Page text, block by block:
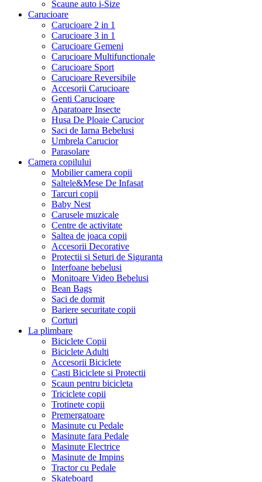
Scaune auto i-Size
Carucioare
Carucioare 2 in 1
Carucioare 3 in 1
Carucioare Gemeni
Carucioare Multifunctionale
Carucioare Sport
Carucioare Reversibile
Accesorii Carucioare
Genti Carucioare
Aparatoare Insecte
Husa De Ploaie Carucior
Saci de Iarna Bebelusi
Umbrela Carucior
Parasolare
Camera copilului
Mobilier camera copii
Saltele&Mese De Infasat
Tarcuri copii
Baby Nest
Carusele muzicale
Centre de activitate
Saltea de joaca copii
Accesorii Decorative
Protectii si Seturi de Siguranta
Interfoane bebelusi
Monitoare Video Bebelusi
Bean Bags
Saci de dormit
Bariere securitate copii
Corturi
La plimbare
Biciclete Copii
Biciclete Adulti
Accesorii Biciclete
Casti Biciclete si Protectii
Scaun pentru bicicleta
Triciclete copii
Trotinete copii
Premergatoare
Masinute cu Pedale
Masinute fara Pedale
Masinute Electrice
Masinute de Impins
Tractor cu Pedale
Skateboard